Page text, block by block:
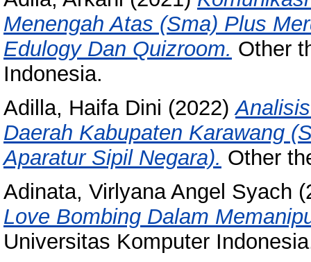
Menengah Atas (Sma) Plus
Edulogy Dan Quizroom. Other
Indonesia.
Adilla, Haifa Dini (2022)
Daerah Kabupaten Karawang
Aparatur Sipil Negara). Other
Adinata, Virlyana Angel Syach
Love Bombing Dalam
Universitas Komputer